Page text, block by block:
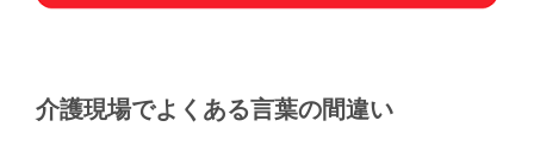
介護現場でよくある言葉の間違い